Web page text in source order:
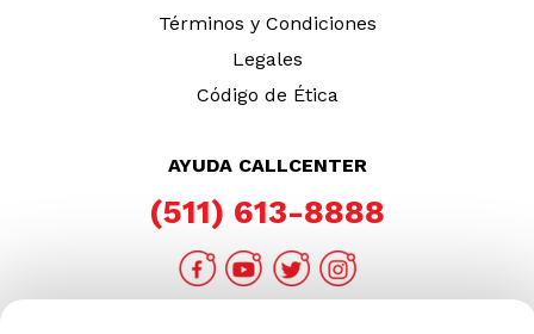
Términos y Condiciones
Legales
Código de Ética
AYUDA CALLCENTER
(511) 613-8888